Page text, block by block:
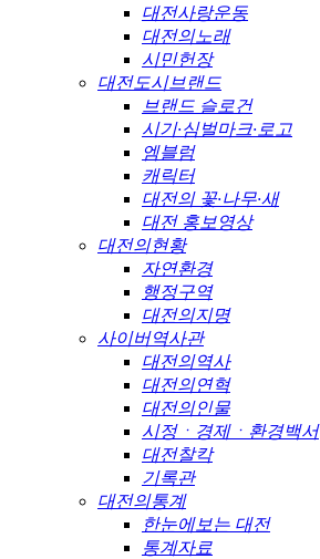
대전사랑운동
대전의노래
시민헌장
대전도시브랜드
브랜드 슬로건
시기·심벌마크·로고
엠블럼
캐릭터
대전의 꽃·나무·새
대전 홍보영상
대전의현황
자연환경
행정구역
대전의지명
사이버역사관
대전의역사
대전의연혁
대전의인물
시정ㆍ경제ㆍ환경백서
대전찰칵
기록관
대전의통계
한눈에보는 대전
통계자료